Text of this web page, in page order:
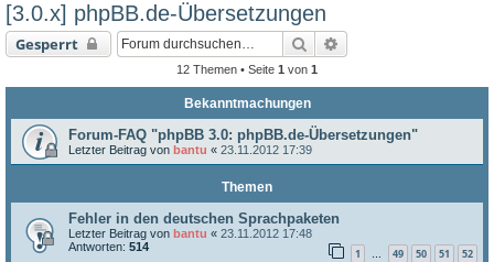
[3.0.x] phpBB.de-Übersetzungen
Gesperrt Suche
12 Themen • Seite 1 von 1
Bekanntmachungen
Forum-FAQ "phpBB 3.0: phpBB.de-Übersetzungen"
Letzter Beitrag von bantu « 23.11.2012 17:39
Themen
Fehler in den deutschen Sprachpaketen
Letzter Beitrag von bantu « 23.11.2012 17:48
Antworten: 514 1 … 49 50 51 52